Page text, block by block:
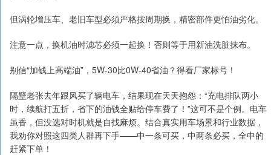
但涡轮增压车、老旧车型必须严格按周期换，精密部件更怕油劣化。
注意一点，换机油时滤芯必须一起换！否则等于用新油洗脏抹布。
别信“加钱上高端油”，5W-30比0W-40省油？得看厂家标号！
隔壁老张去年跟风买了辆电车，结果现在天天抱怨：“充电排队两小
时，续航打五折，省下的油钱全贴给停车费了！”这可不是个例。电车
虽香，但没选对时机就是自找麻烦。结合真实用车场景和行业数据，
我劝你对照这四类人群再下手——中一条可买，中两条必买，全中的
赶紧下单！